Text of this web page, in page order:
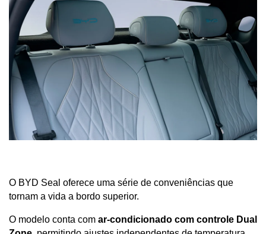
O BYD Seal oferece uma série de conveniências que
tornam a vida a bordo superior.
O modelo conta com ar-condicionado com controle Dual